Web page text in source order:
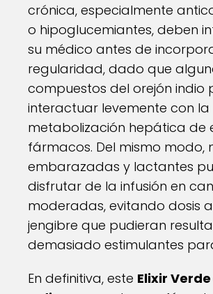
crónica, especialmente
o hipoglucemiantes, deben
su médico antes de
regularidad, dado que
compuestos del orejón indio
interactuar levemente con la
metabolización hepática de
fármacos. Del mismo modo,
embarazadas y lactantes
disfrutar de la infusión en
moderadas, evitando dosis
jengibre que pudieran
demasiado estimulantes
En definitiva, este Elixir